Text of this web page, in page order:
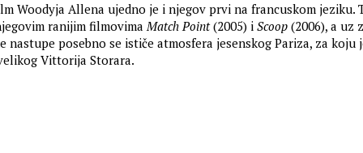
Woodyja Allena ujedno je i njegov prvi na francuskom jeziku.
ranijim filmovimaMatch Point(2005) i Scoop (2006), a uz
nastupe posebno se ističe atmosfera jesenskog Pariza, za koju
Vittorija Storara.